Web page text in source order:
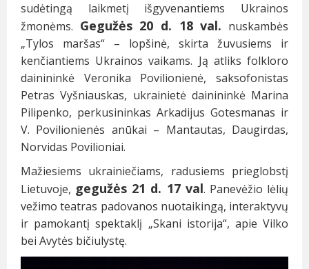
sudėtingą laikmetį išgyvenantiems Ukrainos
žmonėms. Gegužės 20 d. 18 val. nuskambės
„Tylos maršas“ – lopšinė, skirta žuvusiems ir
kenčiantiems Ukrainos vaikams. Ją atliks folkloro
dainininkė Veronika Povilionienė, saksofonistas
Petras Vyšniauskas, ukrainietė dainininkė Marina
Pilipenko, perkusininkas Arkadijus Gotesmanas ir
V. Povilionienės anūkai – Mantautas, Daugirdas,
Norvidas Povilioniai.
Mažiesiems ukrainiečiams, radusiems prieglobstį
Lietuvoje, gegužės 21 d. 17 val. Panevėžio lėlių
vežimo teatras padovanos nuotaikingą, interaktyvų
ir pamokantį spektaklį „Skani istorija“, apie Vilko
bei Avytės bičiulystę.